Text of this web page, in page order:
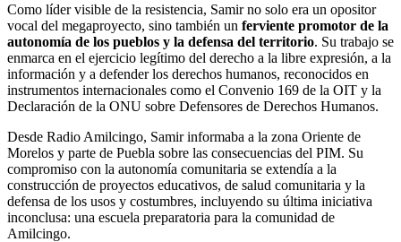
Como líder visible de la resistencia, Samir no solo era un opositor
vocal del megaproyecto, sino también un ferviente promotor de la
autonomía de los pueblos y la defensa del territorio. Su trabajo se
enmarca en el ejercicio legítimo del derecho a la libre expresión, a la
información y a defender los derechos humanos, reconocidos en
instrumentos internacionales como el Convenio 169 de la OIT y la
Declaración de la ONU sobre Defensores de Derechos Humanos.
Desde Radio Amilcingo, Samir informaba a la zona Oriente de
Morelos y parte de Puebla sobre las consecuencias del PIM. Su
compromiso con la autonomía comunitaria se extendía a la
construcción de proyectos educativos, de salud comunitaria y la
defensa de los usos y costumbres, incluyendo su última iniciativa
inconclusa: una escuela preparatoria para la comunidad de
Amilcingo.